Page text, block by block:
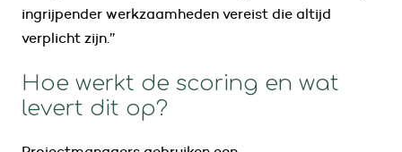
ingrijpender werkzaamheden vereist die altijd
verplicht zijn.’’
Hoe werkt de scoring en wat
levert dit op?